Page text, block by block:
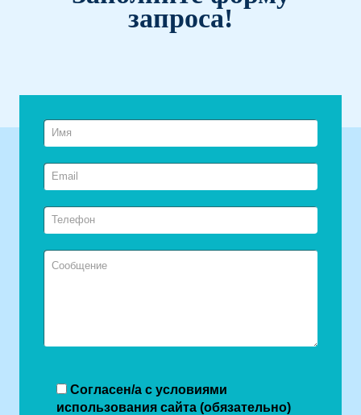
запроса!
Согласен/а с условиями
использования сайта (обязательно)